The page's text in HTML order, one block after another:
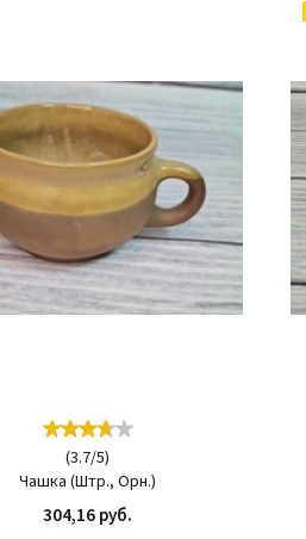
(3.7/5)
Чашка (Штр., Орн.)
304,16 руб.